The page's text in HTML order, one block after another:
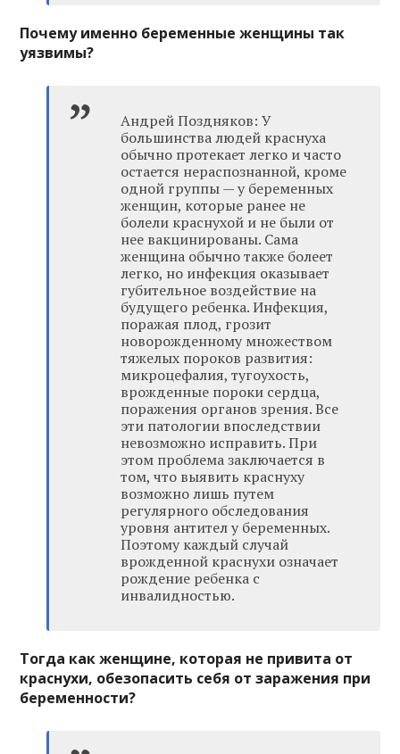
Почему именно беременные женщины так
уязвимы?
Андрей Поздняков: У
большинства людей краснуха
обычно протекает легко и часто
остается нераспознанной, кроме
одной группы — у беременных
женщин, которые ранее не
болели краснухой и не были от
нее вакцинированы. Сама
женщина обычно также болеет
легко, но инфекция оказывает
губительное воздействие на
будущего ребенка. Инфекция,
поражая плод, грозит
новорожденному множеством
тяжелых пороков развития:
микроцефалия, тугоухость,
врожденные пороки сердца,
поражения органов зрения. Все
эти патологии впоследствии
невозможно исправить. При
этом проблема заключается в
том, что выявить краснуху
возможно лишь путем
регулярного обследования
уровня антител у беременных.
Поэтому каждый случай
врожденной краснухи означает
рождение ребенка с
инвалидностью.
Тогда как женщине, которая не привита от
краснухи, обезопасить себя от заражения при
беременности?